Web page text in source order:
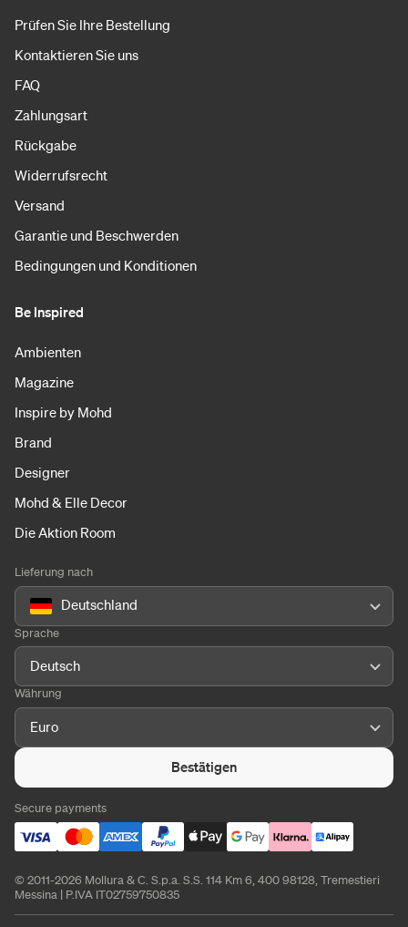
Prüfen Sie Ihre Bestellung
Kontaktieren Sie uns
FAQ
Zahlungsart
Rückgabe
Widerrufsrecht
Versand
Garantie und Beschwerden
Bedingungen und Konditionen
Be Inspired
Ambienten
Magazine
Inspire by Mohd
Brand
Designer
Mohd & Elle Decor
Die Aktion Room
Lieferung nach
Deutschland
Sprache
Deutsch
Währung
Euro
Bestätigen
Secure payments
© 2011-2026 Mollura & C. S.p.a. S.S. 114 Km 6, 400 98128, Tremestieri
Messina | P.IVA IT02759750835